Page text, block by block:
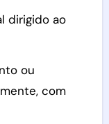
dirigido ao
ou
com